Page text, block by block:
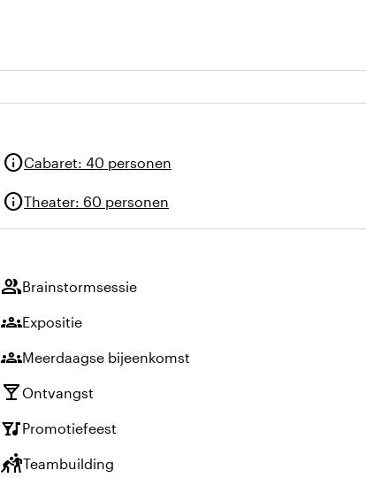
infoCabaret: 40 personen
infoTheater: 60 personen
groupBrainstormsessie
groupsExpositie
groupsMeerdaagse bijeenkomst
local_bar Ontvangst
nightlifePromotiefeest
sports_kabaddiTeambuilding